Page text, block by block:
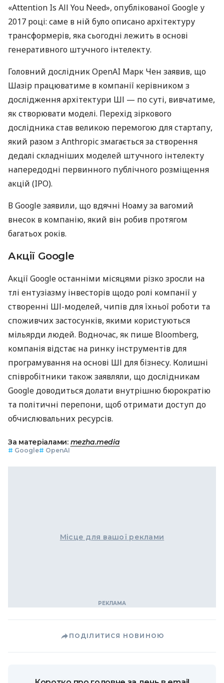
«Attention Is All You Need», опублікованої Google у
2017 році: саме в ній було описано архітектуру
трансформерів, яка сьогодні лежить в основі
генеративного штучного інтелекту.
Головний дослідник OpenAI Марк Чен заявив, що
Шазір працюватиме в компанії керівником з
дослідження архітектури ШІ — по суті, вивчатиме,
як створювати моделі. Перехід зіркового
дослідника став великою перемогою для стартапу,
який разом з Anthropic змагається за створення
дедалі складніших моделей штучного інтелекту
напередодні первинного публічного розміщення
акцій (IPO).
В Google заявили, що вдячні Ноаму за вагомий
внесок в компанію, який він робив протягом
багатьох років.
Акції Google
Акції Google останніми місяцями різко зросли на
тлі ентузіазму інвесторів щодо ролі компанії у
створенні ШІ-моделей, чипів для їхньої роботи та
споживчих застосунків, якими користуються
мільярди людей. Водночас, як пише Bloomberg,
компанія відстає на ринку інструментів для
програмування на основі ШІ для бізнесу. Колишні
співробітники також заявляли, що дослідникам
Google доводиться долати внутрішню бюрократію
та політичні перепони, щоб отримати доступ до
обчислювальних ресурсів.
За матеріалами: mezha.media
# Google# OpenAI
Місце для вашої реклами
ПОДІЛИТИСЯ НОВИНОЮ